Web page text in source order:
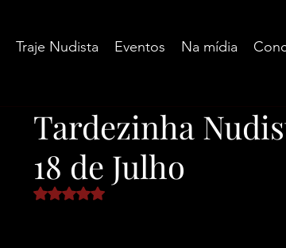
Traje Nudista Eventos Na mídia
Tardezinha
18 de Julho
Avaliado com NaN de 5 estrelas.